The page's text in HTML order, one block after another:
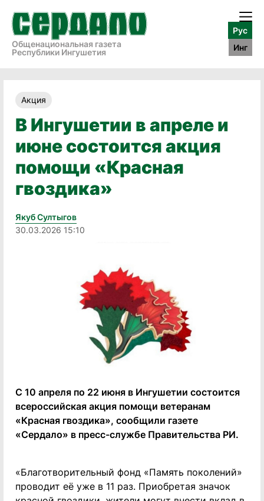
Общенациональная газета
Республики Ингушетия
Рус
Инг
Акция
В Ингушетии в апреле и
июне состоится акция
помощи «Красная
гвоздика»
Якуб Султыгов
30.03.2026 15:10
С 10 апреля по 22 июня в Ингушетии состоится
всероссийская акция помощи ветеранам
«Красная гвоздика», сообщили газете
«Сердало» в пресс-службе Правительства РИ.
«Благотворительный фонд «Память поколений»
проводит её уже в 11 раз. Приобретая значок